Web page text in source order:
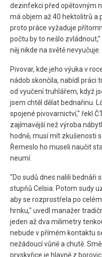
dezinfekci před opětovným
má objem až 40 hektolitrů a
proto práce vyžaduje
počtu by to nešlo
něj nikde na světě nevyučuje.
Pivovar, kde jeho výuka v
nádob skončila, nabídl práci
od vyučení truhlářem, když
jsem chtěl dělat bednařinu.
spojené pivovarnictví," řekl
zajímavější než výroba
hodně, musí mít zkušenosti
Řemeslo ho museli naučit
neumí.
"Do sudů dnes nalili bednáři
stupňů Celsia. Potom sudy
aby se rozprostřela po
hrnku," uvedl manažer
jeden až dva milimetry
nebude v přímém kontaktu
nežádoucí vůně a chutě.
pryskyřice je hlavně z